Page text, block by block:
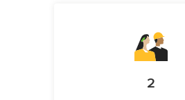
2